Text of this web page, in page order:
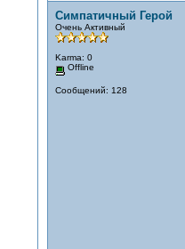
Симпатичный Герой
Очень Активный
Karma: 0
Offline
Сообщений: 128